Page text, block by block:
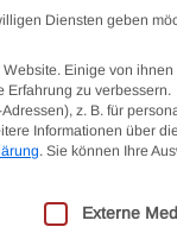
gestellt,
Diensten geben
Einige von ihnen
Erfahrung zu verbessern.
z. B. für
Informationen über
. Sie können Ihre
die eine
Externe